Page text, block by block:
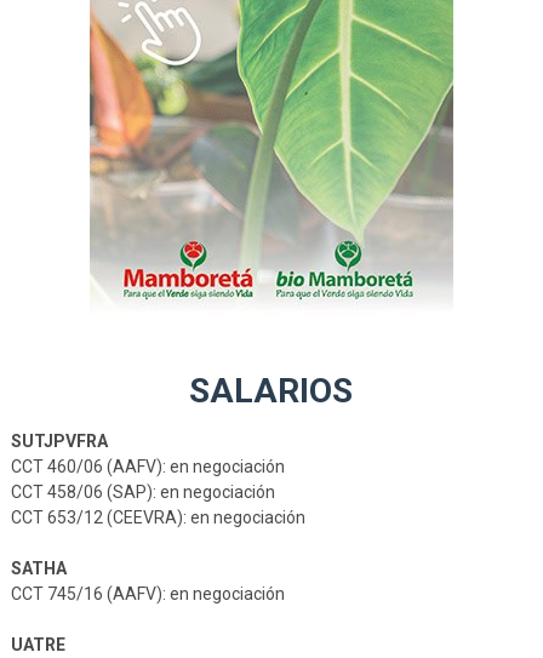
SALARIOS
SUTJPVFRA
CCT 460/06 (AAFV): en negociación
CCT 458/06 (SAP): en negociación
CCT 653/12 (CEEVRA): en negociación
SATHA
CCT 745/16 (AAFV): en negociación
UATRE